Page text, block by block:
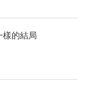
樣的結局